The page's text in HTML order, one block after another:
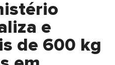
e
de 600 kg